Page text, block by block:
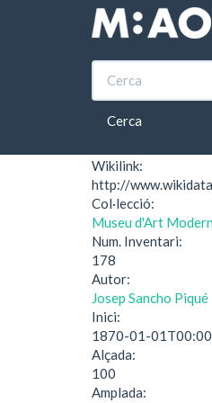
Vés al contingut
Cerca
Inici Bebedor
Wikilink:
http://
Col·lecció:
Museu d'Art
Num. Inventari:
178
Autor:
Josep Sancho Piqué
Inici:
1870-01-
Alçada:
100
Amplada: